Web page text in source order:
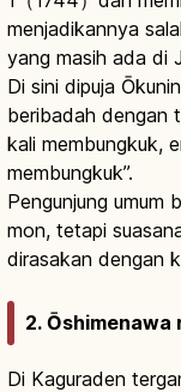
menjadikannya
yang masih ada di
Di sini dipuja
beribadah dengan
kali membungkuk,
membungkuk”.
Pengunjung umum
mon, tetapi
dirasakan dengan
2. Ōshimenawa
Di Kaguraden